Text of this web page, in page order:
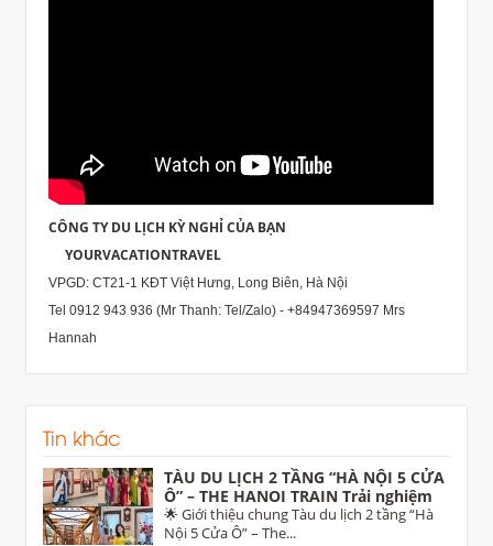
CÔNG TY DU LỊCH KỲ NGHỈ CỦA BẠN
YOURVACATIONTRAVEL
VPGD: CT21-1 KĐT Việt Hưng, Long Biên, Hà Nội
Tel 0912 943 936 (Mr Thanh: Tel/Zalo) - +84947369597 Mrs
Hannah
Tin khác
TÀU DU LỊCH 2 TẦNG “HÀ NỘI 5 CỬA
Ô” – THE HANOI TRAIN Trải nghiệm
di sản độc đáo dịp 30/4 trên tuyến Hà
Nội – Từ Sơn (Bắc Ninh)
🌟 Giới thiệu chung Tàu du lịch 2 tầng “Hà
Nội 5 Cửa Ô” – The...